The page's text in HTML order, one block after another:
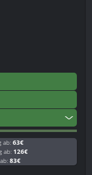
ab: 63€
ab: 126€
83€